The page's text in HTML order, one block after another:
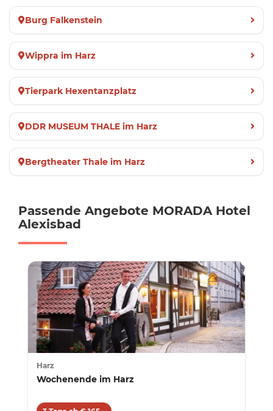
Burg Falkenstein
Wippra im Harz
Tierpark Hexentanzplatz
DDR MUSEUM THALE im Harz
Bergtheater Thale im Harz
Passende Angebote MORADA Hotel
Alexisbad
Harz
Wochenende im Harz